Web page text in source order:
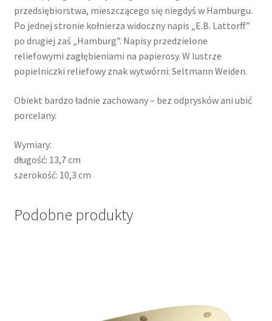
przedsiębiorstwa, mieszczącego się niegdyś w Hamburgu.
Po jednej stronie kołnierza widoczny napis „E.B. Lattorff”
po drugiej zaś „Hamburg”. Napisy przedzielone
reliefowymi zagłębieniami na papierosy. W lustrze
popielniczki reliefowy znak wytwórni: Seltmann Weiden.
Obiekt bardzo ładnie zachowany – bez odprysków ani ubić
porcelany.
Wymiary:
długość: 13,7 cm
szerokość: 10,3 cm
Podobne produkty